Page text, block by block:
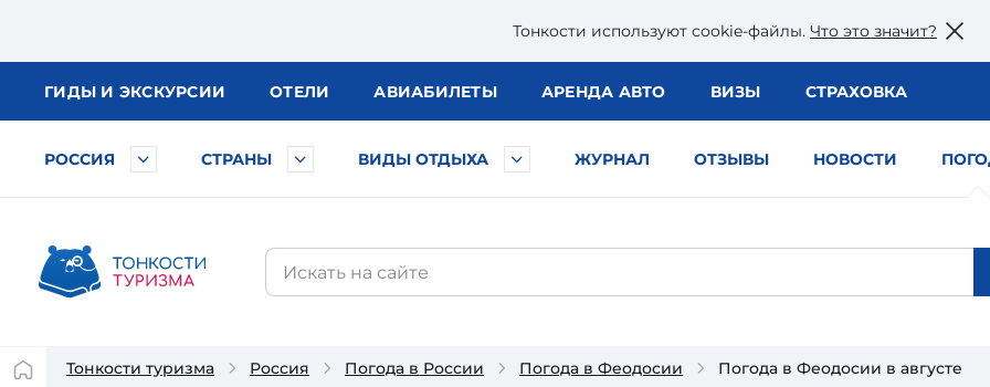
Тонкости используют сookie-файлы. Что это значит?
ГИДЫ И ЭКСКУРСИИ ОТЕЛИ АВИАБИЛЕТЫ АРЕНДА АВТО ВИЗЫ СТРАХОВКА
РОССИЯ СТРАНЫ ВИДЫ ОТДЫХА ЖУРНАЛ ОТЗЫВЫ НОВОСТИ
Тонкости туризма Россия Погода в России Погода в Феодосии Погода в Феодосии в августе